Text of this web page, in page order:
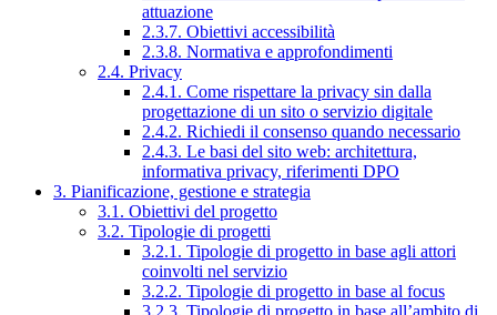
attuazione
2.3.7. Obiettivi accessibilità
2.3.8. Normativa e approfondimenti
2.4. Privacy
2.4.1. Come rispettare la privacy sin dalla
progettazione di un sito o servizio digitale
2.4.2. Richiedi il consenso quando necessario
2.4.3. Le basi del sito web: architettura,
informativa privacy, riferimenti DPO
3. Pianificazione, gestione e strategia
3.1. Obiettivi del progetto
3.2. Tipologie di progetti
3.2.1. Tipologie di progetto in base agli attori
coinvolti nel servizio
3.2.2. Tipologie di progetto in base al focus
3.2.3. Tipologie di progetto in base all’ambito di